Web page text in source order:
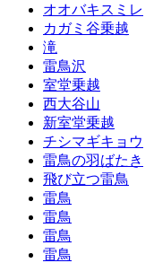
オオバキスミレ
カガミ谷乗越
滝
雷鳥沢
室堂乗越
西大谷山
新室堂乗越
チシマギキョウ
雷鳥の羽ばたき
飛び立つ雷鳥
雷鳥
雷鳥
雷鳥
雷鳥